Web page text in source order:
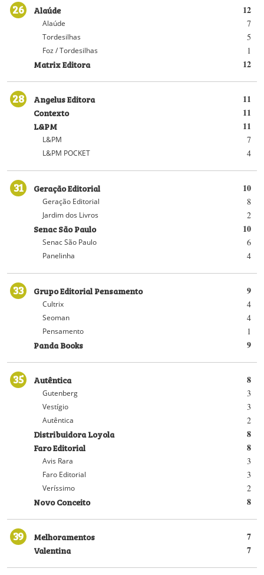
26 12
Alaúde
7
Alaúde
5
Tordesilhas
1
Foz / Tordesilhas
12
Matrix Editora
28 11
Angelus Editora
11
Contexto
11
L&PM
7
L&PM
4
L&PM POCKET
31 10
Geração Editorial
8
Geração Editorial
2
Jardim dos Livros
10
Senac São Paulo
6
Senac São Paulo
4
Panelinha
33 9
Grupo Editorial Pensamento
4
Cultrix
4
Seoman
1
Pensamento
9
Panda Books
35 8
Autêntica
3
Gutenberg
3
Vestígio
2
Autêntica
8
Distribuidora Loyola
8
Faro Editorial
3
Avis Rara
3
Faro Editorial
2
Veríssimo
8
Novo Conceito
39 7
Melhoramentos
7
Valentina